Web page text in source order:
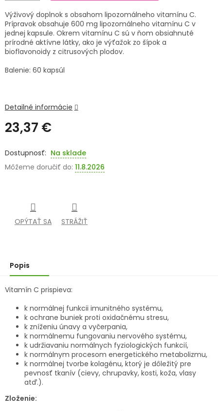
VETERINA
SENIORI
23,37 €
cena:
Na sklade
Môžeme doručiť do: 11.8.2026
Výživový doplnok s obsahom lipozomálneho vitamínu C.
Prípravok obsahuje 600 mg lipozomálneho vitamínu C v
jednej kapsule. Okrem vitamínu C sú v ňom obsiahnuté
prírodné aktívne látky, ako je výťažok zo šípok a
bioflavonoidy z citrusových plodov.
Balenie: 60 kapsúl
Detailné informácie
OPÝTAŤ SA STRÁŽIŤ
Popis
Vitamín C prispieva:
k normálnej funkcii imunitného systému,
k ochrane buniek proti oxidačnému stresu,
k zníženiu únavy a vyčerpania,
k normálnemu fungovaniu nervového systému,
k udržiavaniu normálnych fyziologických funkcií,
k normálnym procesom energetického metabolizmu,
k normálnej tvorbe kolagénu, ktorý je dôležitý pre
pevnosť tkanív (cievy, chrupavky, kosti, koža, vlasy
atď.).
Zloženie: